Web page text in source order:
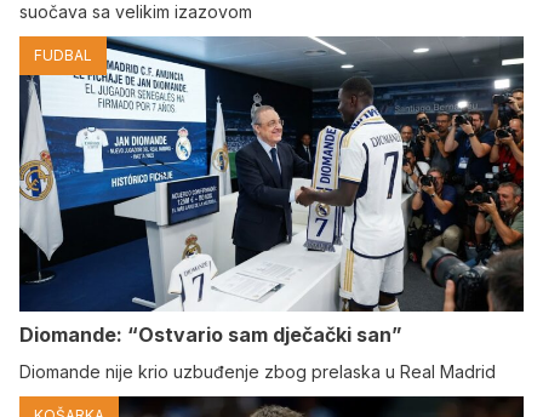
suočava sa velikim izazovom
FUDBAL
Diomande: “Ostvario sam dječački san”
Diomande nije krio uzbuđenje zbog prelaska u Real Madrid